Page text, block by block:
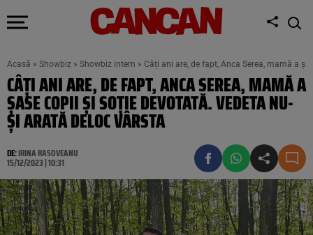
Acasă » Showbiz » Showbiz intern » Câți ani are, de fapt, Anca Serea, mamă a
CÂȚI ANI ARE, DE FAPT, ANCA SEREA, MAMĂ A
ȘASE COPII ȘI SOȚIE DEVOTATĂ. VEDETA NU-
ȘI ARATĂ DELOC VÂRSTA
DE:IRINA RASOVEANU
15/12/2023 | 10:31